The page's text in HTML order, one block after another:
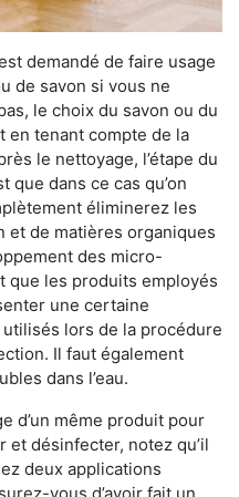
demandé de faire usage
de savon si vous ne
le choix du savon ou du
en tenant compte de la
le nettoyage, l’étape du
que dans ce cas qu’on
éliminerez les
et de matières organiques
des micro-
que les produits employés
une certaine
lors de la procédure
Il faut également
dans l’eau.
d’un même produit pour
désinfecter, notez qu’il
deux applications